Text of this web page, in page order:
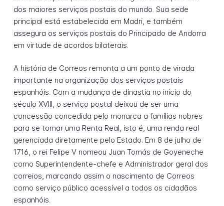
dos maiores serviços postais do mundo. Sua sede
principal está estabelecida em Madri, e também
assegura os serviços postais do Principado de Andorra
em virtude de acordos bilaterais.
A história de Correos remonta a um ponto de virada
importante na organização dos serviços postais
espanhóis. Com a mudança de dinastia no início do
século XVIII, o serviço postal deixou de ser uma
concessão concedida pelo monarca a famílias nobres
para se tornar uma Renta Real, isto é, uma renda real
gerenciada diretamente pelo Estado. Em 8 de julho de
1716, o rei Felipe V nomeou Juan Tomás de Goyeneche
como Superintendente-chefe e Administrador geral dos
correios, marcando assim o nascimento de Correos
como serviço público acessível a todos os cidadãos
espanhóis.